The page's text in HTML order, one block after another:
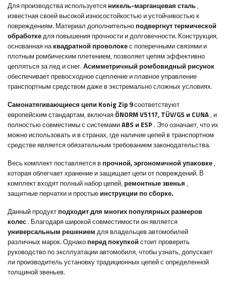
Для производства используется никель-марганцевая сталь,
известная своей высокой износостойкостью и устойчивостью к
повреждениям. Материал дополнительно подвергнут термической
обработкедля повышения прочности и долговечности. Конструкция,
основанная наквадратной проволокес поперечными связями и
плотным ромбическим плетением, позволяет цепям эффективно
цепляться за лед и снег. Асимметричный ромбовидный рисунок
обеспечивает превосходное сцепление и плавное управление
транспортным средством даже в экстремально сложных условиях.
Самонатягивающиеся цепи Konig Zip 9соответствуют
европейским стандартам, включая ÖNORM V5117, TÜV/GS и CUNA, и
полностью совместимы с системамиABS и ESP . Это означает, что их
можно использовать и в странах, где наличие цепей в транспортном
средстве является обязательным требованием законодательства.
Весь комплект поставляется в прочной, эргономичной упаковке,
которая облегчает хранение и защищает цепи от повреждений. В
комплект входят полный набор цепей, ремонтные звенья ,
защитные перчатки и простые инструкции по сборке.
Данный продукт подходит для многих популярных размеров
колес . Благодаря широкой совместимости он является
универсальным решением для владельцев автомобилей
различных марок. Однако перед покупкой стоит проверить
руководство по эксплуатации автомобиля, чтобы узнать, допускает
ли производитель установку традиционных цепей с определенной
толщиной звеньев.